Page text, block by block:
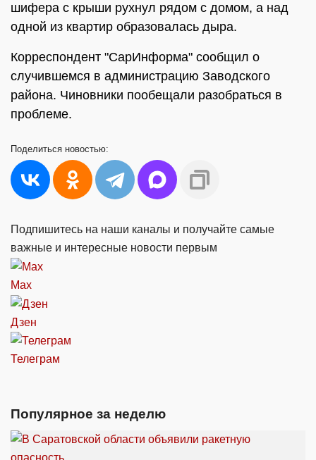
шифера с крыши рухнул рядом с домом, а над
одной из квартир образовалась дыра.
Корреспондент "СарИнформа" сообщил о
случившемся в администрацию Заводского
района. Чиновники пообещали разобраться в
проблеме.
Поделиться новостью:
Подпишитесь на наши каналы и получайте самые
важные и интересные новости первым
Max
Дзен
Телеграм
Популярное за неделю